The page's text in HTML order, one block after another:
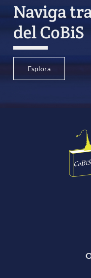
Naviga
del CoBiS
Esplora